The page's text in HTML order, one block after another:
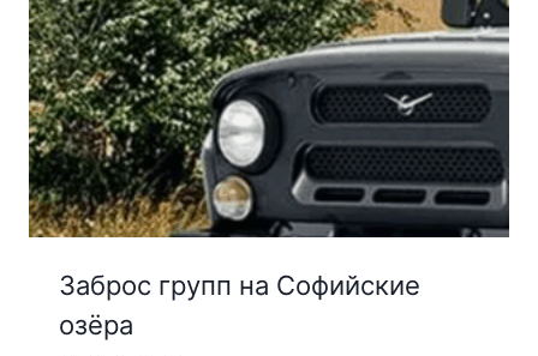
Заброс групп на Софийские
озёра